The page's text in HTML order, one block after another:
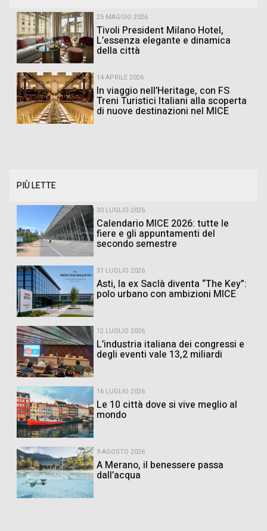
25 MAGGIO 2026
Tivoli President Milano Hotel,
L’essenza elegante e dinamica
della città
14 APRILE 2026
In viaggio nell’Heritage, con FS
Treni Turistici Italiani alla scoperta
di nuove destinazioni nel MICE
PIÙ LETTE
30 LUGLIO 2026
Calendario MICE 2026: tutte le
fiere e gli appuntamenti del
secondo semestre
31 LUGLIO 2026
Asti, la ex Saclà diventa “The Key”:
polo urbano con ambizioni MICE
12 LUGLIO 2026
L’industria italiana dei congressi e
degli eventi vale 13,2 miliardi
16 LUGLIO 2026
Le 10 città dove si vive meglio al
mondo
9 AGOSTO 2026
A Merano, il benessere passa
dall’acqua